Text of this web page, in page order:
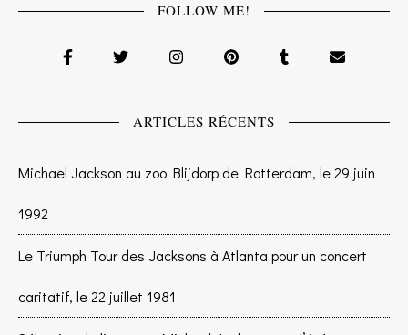
FOLLOW ME!
ARTICLES RÉCENTS
Michael Jackson au zoo Blijdorp de Rotterdam, le 29 juin
1992
Le Triumph Tour des Jacksons à Atlanta pour un concert
caritatif, le 22 juillet 1981